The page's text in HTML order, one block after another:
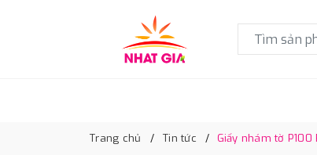
Trang chủ Tin tức Giấy nhám tờ